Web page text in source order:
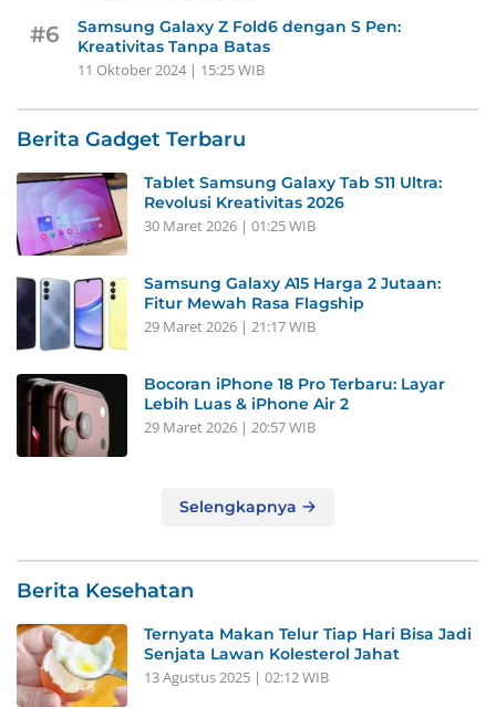
#6
Samsung Galaxy Z Fold6 dengan S Pen:
Kreativitas Tanpa Batas
11 Oktober 2024 | 15:25 WIB
Berita Gadget Terbaru
Tablet Samsung Galaxy Tab S11 Ultra:
Revolusi Kreativitas 2026
30 Maret 2026 | 01:25 WIB
Samsung Galaxy A15 Harga 2 Jutaan:
Fitur Mewah Rasa Flagship
29 Maret 2026 | 21:17 WIB
Bocoran iPhone 18 Pro Terbaru: Layar
Lebih Luas & iPhone Air 2
29 Maret 2026 | 20:57 WIB
Selengkapnya
Berita Kesehatan
Ternyata Makan Telur Tiap Hari Bisa Jadi
Senjata Lawan Kolesterol Jahat
13 Agustus 2025 | 02:12 WIB